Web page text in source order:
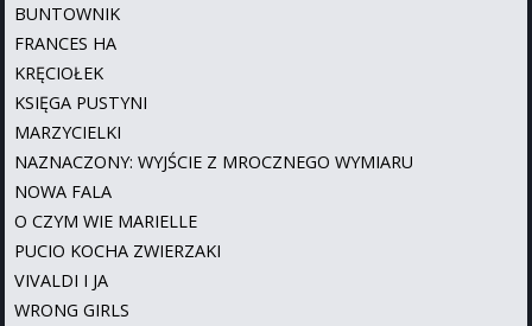
BUNTOWNIK
FRANCES HA
KRĘCIOŁEK
KSIĘGA PUSTYNI
MARZYCIELKI
NAZNACZONY: WYJŚCIE Z MROCZNEGO WYMIARU
NOWA FALA
O CZYM WIE MARIELLE
PUCIO KOCHA ZWIERZAKI
VIVALDI I JA
WRONG GIRLS